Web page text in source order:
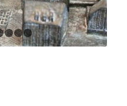
1 2 3 4 5 6 7 8